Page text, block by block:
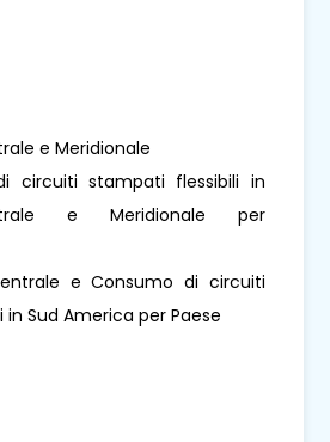
e Meridionale
circuiti stampati flessibili in
e Meridionale per
e Consumo di circuiti
Sud America per Paese